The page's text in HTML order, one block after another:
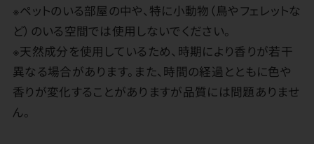
※ペットのいる部屋の中や、特に小動物（鳥やフェレットな
ど）のいる空間では使用しないでください。
※天然成分を使用しているため、時期により香りが若干
異なる場合があります。また、時間の経過とともに色や
香りが変化することがありますが品質には問題ありませ
ん。